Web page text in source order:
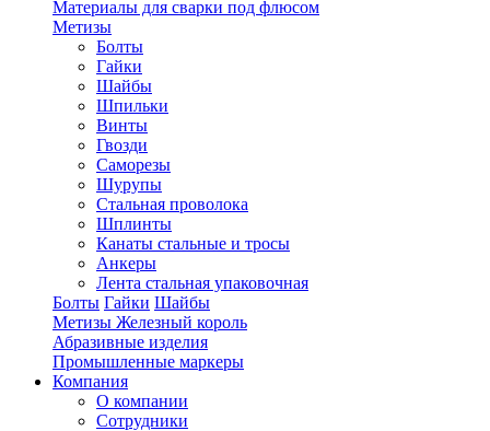
Материалы для сварки под флюсом
Метизы
Болты
Гайки
Шайбы
Шпильки
Винты
Гвозди
Саморезы
Шурупы
Стальная проволока
Шплинты
Канаты стальные и тросы
Анкеры
Лента стальная упаковочная
Болты Гайки Шайбы
Метизы Железный король
Абразивные изделия
Промышленные маркеры
Компания
О компании
Сотрудники